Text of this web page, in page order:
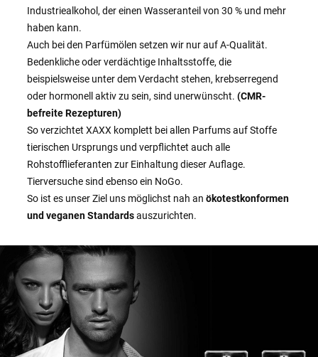
Industriealkohol, der einen Wasseranteil von 30 % und mehr
haben kann.
Auch bei den Parfümölen setzen wir nur auf A-Qualität.
Bedenkliche oder verdächtige Inhaltsstoffe, die
beispielsweise unter dem Verdacht stehen, krebserregend
oder hormonell aktiv zu sein, sind unerwünscht.(CMR-
befreite Rezepturen)
So verzichtet XAXX komplett bei allen Parfums auf Stoffe
tierischen Ursprungs und verpflichtet auch alle
Rohstofflieferanten zur Einhaltung dieser Auflage.
Tierversuche sind ebenso ein NoGo.
So ist es unser Ziel uns möglichst nah anökotestkonformen
und veganen Standardsauszurichten.